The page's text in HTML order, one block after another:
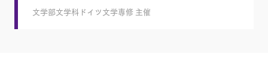
文学部文学科ドイツ文学専修 主催